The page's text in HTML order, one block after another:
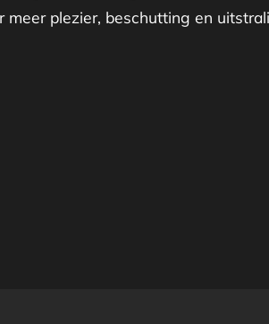
meer plezier, beschutting en